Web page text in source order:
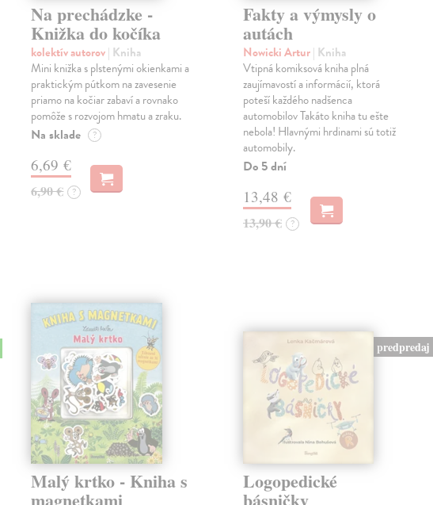
Na prechádzke -
Knižka do kočíka
kolektív autorov| Kniha
Mini knižka s plstenými okienkami a
praktickým pútkom na zavesenie
priamo na kočiar zabaví a rovnako
pomôže s rozvojom hmatu a zraku.
Na sklade ?
6,69 €
6,90 € ?
Fakty a výmysly o
autách
Nowicki Artur| Kniha
Vtipná komiksová kniha plná
zaujímavostí a informácií, ktorá
poteší každého nadšenca
automobilov Takáto kniha tu ešte
nebola! Hlavnými hrdinami sú totiž
automobily.
Do 5 dní
13,48 €
13,90 € ?
Malý krtko - Kniha s
predpredaj
Logopedické